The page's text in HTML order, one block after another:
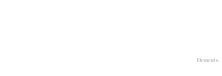
Elements